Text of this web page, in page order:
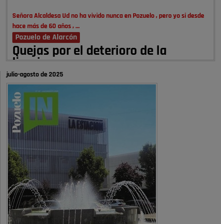
Señora Alcaldesa Ud no ha vivido nunca en Pozuelo , pero yo si desde
hace más de 60 años , …
Pozuelo de Alarcón
Quejas por el deterioro de la
limpieza …
A ver si es posible que haya vivienda para familias con hijos y no
solamente jóvenes que no es tan …
Pozuelo de Alarcón
Pozuelo desbloquea
definitivamente Huerta Grande: las
obras …
Donde pueden inscribirse las personas empadronados en Pozuelo para
la vivienda asequible .
Pozuelo de Alarcón
Pozuelo desbloquea
definitivamente Huerta Grande: las
julio-agosto de 2025